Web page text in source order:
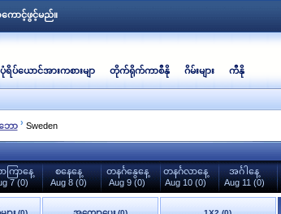
ောင့်ဖွင့်မည်။
ပုံရိပ်ယောင်အားကစားမျာ တိုက်ရိုက်ကာစီနို ဂိမ်းများ ကီနို
ော › Sweden
ကြာနေ့
7 (0)
စနေနေ့
Aug 8 (0)
တနင်္ဂနွေနေ့
Aug 9 (0)
တနင်္ဂလာနေ့
Aug 10 (0)
အင်္ဂါနေ့
Aug 11 (0)